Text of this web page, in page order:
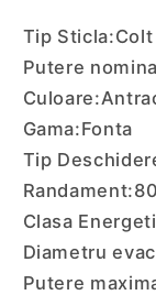
Tip Sticla:
Putere
Culoare:
Gama:Fonta
Tip
Randament:
Clasa
Diametru
Putere